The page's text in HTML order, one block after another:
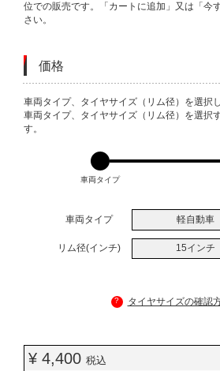
位での販売です。「カートに追加」又は「今
さい。
価格
VARIATIONS
車両タイプ、タイヤサイズ（リム径）を選択
車両タイプ、タイヤサイズ（リム径）を選択
す。
車両タイプ
車両タイプ 軽自動車
リム径(インチ) 15インチ
? タイヤサイズの確認
¥ 4,400 税込